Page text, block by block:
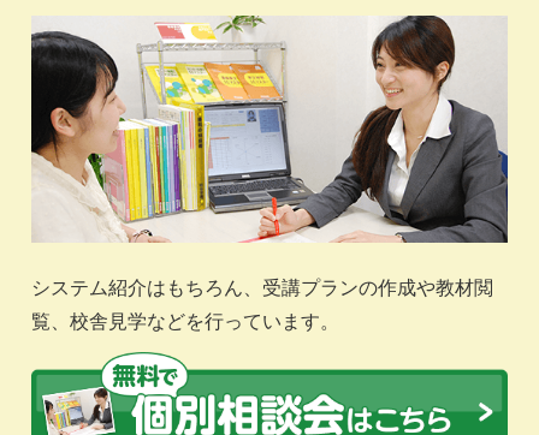
システム紹介はもちろん、受講プランの作成や教材閲
覧、校舎見学などを行っています。